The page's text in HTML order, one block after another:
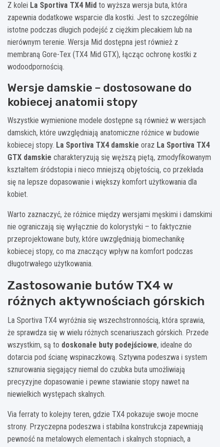
Z kolei La Sportiva TX4 Mid to wyższa wersja buta, która
zapewnia dodatkowe wsparcie dla kostki. Jest to szczególnie
istotne podczas długich podejść z ciężkim plecakiem lub na
nierównym terenie. Wersja Mid dostępna jest również z
membraną Gore-Tex (TX4 Mid GTX), łącząc ochronę kostki z
wodoodpornością.
Wersje damskie – dostosowane do
kobiecej anatomii stopy
Wszystkie wymienione modele dostępne są również w wersjach
damskich, które uwzględniają anatomiczne różnice w budowie
kobiecej stopy. La Sportiva TX4 damskie oraz La Sportiva TX4
GTX damskie charakteryzują się węższą piętą, zmodyfikowanym
kształtem śródstopia i nieco mniejszą objętością, co przekłada
się na lepsze dopasowanie i większy komfort użytkowania dla
kobiet.
Warto zaznaczyć, że różnice między wersjami męskimi i damskimi
nie ograniczają się wyłącznie do kolorystyki – to faktycznie
przeprojektowane buty, które uwzględniają biomechanikę
kobiecej stopy, co ma znaczący wpływ na komfort podczas
długotrwałego użytkowania.
Zastosowanie butów TX4 w
różnych aktywnościach górskich
La Sportiva TX4 wyróżnia się wszechstronnością, która sprawia,
że sprawdza się w wielu różnych scenariuszach górskich. Przede
wszystkim, są to doskonałe buty podejściowe, idealne do
dotarcia pod ścianę wspinaczkową. Sztywna podeszwa i system
sznurowania sięgający niemal do czubka buta umożliwiają
precyzyjne dopasowanie i pewne stawianie stopy nawet na
niewielkich występach skalnych.
Via ferraty to kolejny teren, gdzie TX4 pokazuje swoje mocne
strony. Przyczepna podeszwa i stabilna konstrukcja zapewniają
pewność na metalowych elementach i skalnych stopniach, a